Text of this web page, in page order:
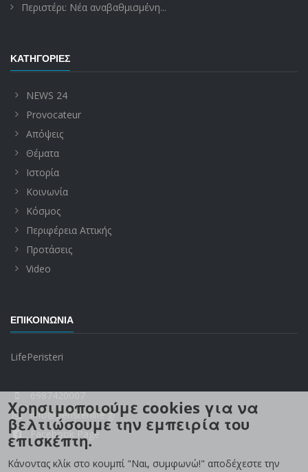
Περιστέρι: Νέα αναβαθμισμένη...
ΚΑΤΗΓΟΡΊΕΣ
NEWS 24
Provocateur
Απόψεις
Θέματα
Ιστορία
Κοινωνία
Κόσμος
Περιφέρεια Αττικής
Προτάσεις
Video
ΕΠΙΚΟΙΝΩΝΊΑ
LifePeristeri
6987420007
info@peristerilife.gr
Facebook Page
Χρησιμοποιούμε cookies για να
βελτιώσουμε την εμπειρία του
επισκέπτη.
Κάνοντας κλίκ στο κουμπί "Ναι, συμφωνώ!" αποδέχεστε την